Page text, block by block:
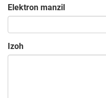
Elektron manzil
Izoh